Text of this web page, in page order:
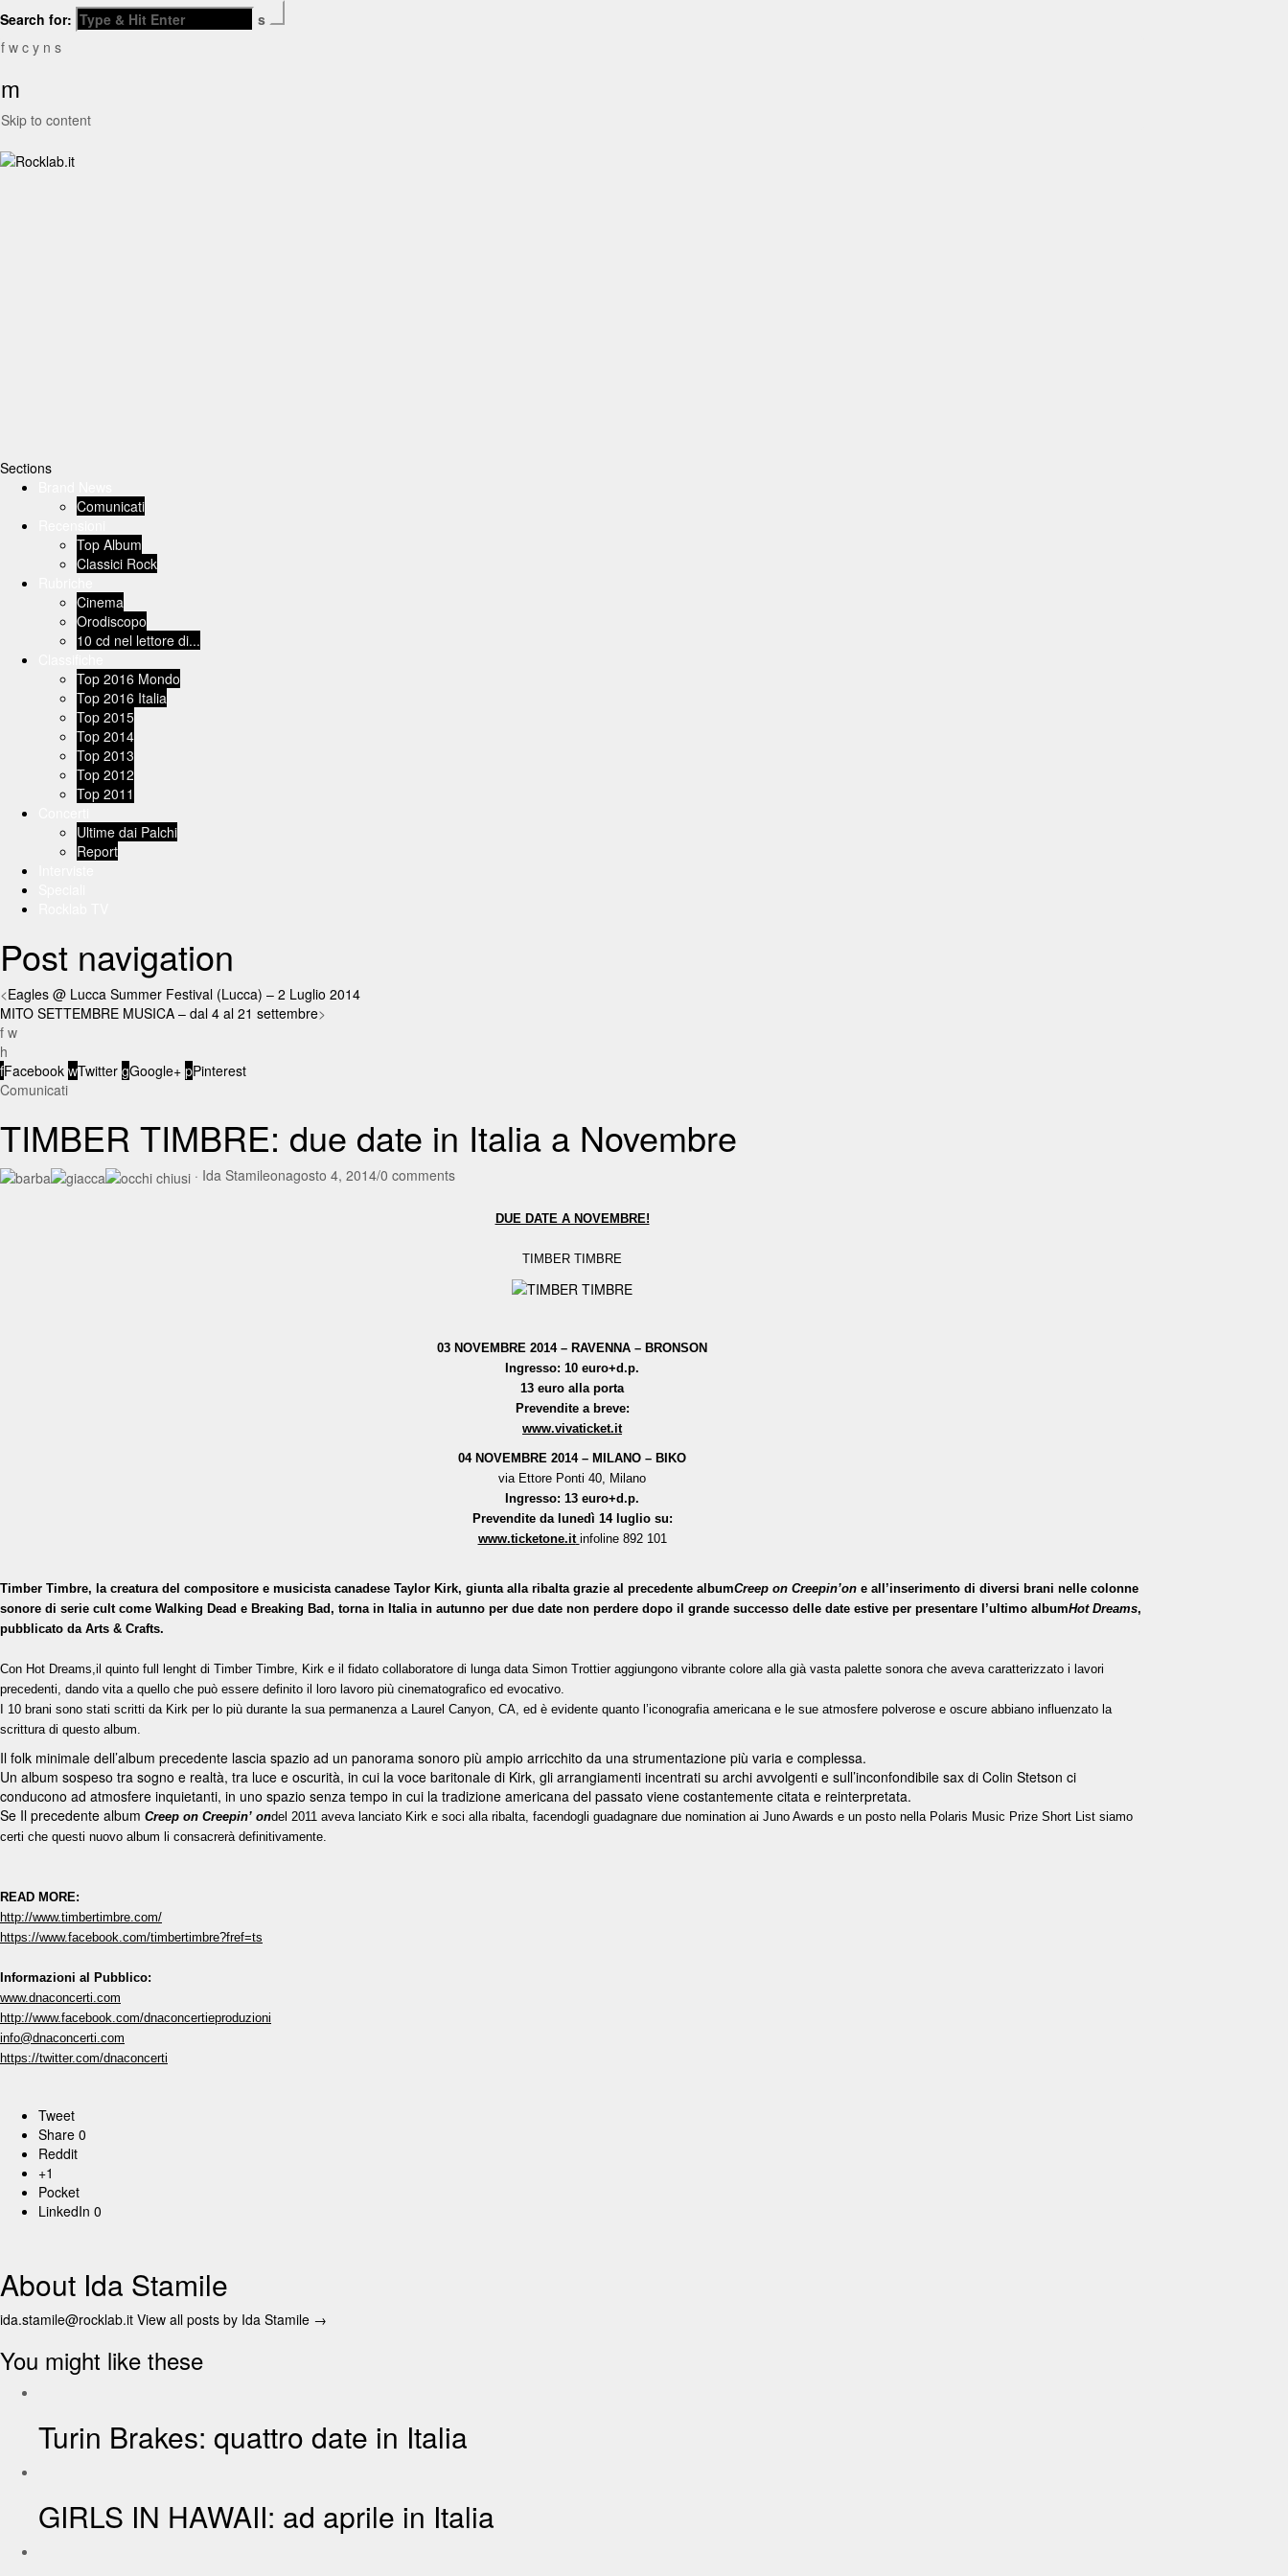
Search for:
s
f w c y n s
m
Skip to content
Sections
Comunicati
Top Album
Classici Rock
Cinema
Orodiscopo
10 cd nel lettore di...
Top 2016 Mondo
Top 2016 Italia
Top 2015
Top 2014
Top 2013
Top 2012
Top 2011
Ultime dai Palchi
Report
Post navigation
<Eagles @ Lucca Summer Festival (Lucca) – 2 Luglio 2014
MITO SETTEMBRE MUSICA – dal 4 al 21 settembre>
f w
h
fFacebook wTwitter gGoogle+ pPinterest
Comunicati
TIMBER TIMBRE: due date in Italia a Novembre
· Ida Stamileonagosto 4, 2014/0 comments
DUE DATE A NOVEMBRE!
TIMBER TIMBRE
03 NOVEMBRE 2014 – RAVENNA – BRONSON
Ingresso: 10 euro+d.p.
13 euro alla porta
Prevendite a breve:
www.vivaticket.it
04 NOVEMBRE 2014 – MILANO – BIKO
via Ettore Ponti 40, Milano
Ingresso: 13 euro+d.p.
Prevendite da lunedì 14 luglio su:
www.ticketone.it infoline 892 101
Timber Timbre, la creatura del compositore e musicista canadese Taylor Kirk, giunta alla ribalta grazie al precedente albumCreep on Creepin’on e all’inserimento di diversi brani nelle colonne
sonore di serie cult come Walking Dead e Breaking Bad, torna in Italia in autunno per due date non perdere dopo il grande successo delle date estive per presentare l’ultimo albumHot Dreams,
pubblicato da Arts & Crafts.
Con Hot Dreams,il quinto full lenght di Timber Timbre, Kirk e il fidato collaboratore di lunga data Simon Trottier aggiungono vibrante colore alla già vasta palette sonora che aveva caratterizzato i lavori
precedenti, dando vita a quello che può essere definito il loro lavoro più cinematografico ed evocativo.
I 10 brani sono stati scritti da Kirk per lo più durante la sua permanenza a Laurel Canyon, CA, ed è evidente quanto l’iconografia americana e le sue atmosfere polverose e oscure abbiano influenzato la
scrittura di questo album.
Il folk minimale dell’album precedente lascia spazio ad un panorama sonoro più ampio arricchito da una strumentazione più varia e complessa.
Un album sospeso tra sogno e realtà, tra luce e oscurità, in cui la voce baritonale di Kirk, gli arrangiamenti incentrati su archi avvolgenti e sull’inconfondibile sax di Colin Stetson ci
conducono ad atmosfere inquietanti, in uno spazio senza tempo in cui la tradizione americana del passato viene costantemente citata e reinterpretata.
Se Il precedente album Creep on Creepin’ ondel 2011 aveva lanciato Kirk e soci alla ribalta, facendogli guadagnare due nomination ai Juno Awards e un posto nella Polaris Music Prize Short List siamo
certi che questi nuovo album li consacrerà definitivamente.
READ MORE:
http://www.timbertimbre.com/
https://www.facebook.com/timbertimbre?fref=ts
Informazioni al Pubblico:
www.dnaconcerti.com
http://www.facebook.com/dnaconcertieproduzioni
info@dnaconcerti.com
https://twitter.com/dnaconcerti
Tweet
Share 0
Reddit
+1
Pocket
LinkedIn 0
About Ida Stamile
ida.stamile@rocklab.it View all posts by Ida Stamile →
You might like these
Turin Brakes: quattro date in Italia
GIRLS IN HAWAII: ad aprile in Italia